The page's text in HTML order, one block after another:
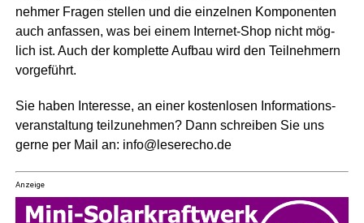
neh­mer Fra­gen stel­len und die ein­zel­nen Kom­po­nen­ten
auch anfas­sen, was bei einem Inter­net-Shop nicht mög­
lich ist. Auch der kom­plet­te Auf­bau wird den Teil­neh­mern
vorgeführt.
Sie haben Inter­es­se, an einer kos­ten­lo­sen Infor­ma­ti­ons­
ver­an­stal­tung teil­zu­neh­men? Dann schrei­ben Sie uns
ger­ne per Mail an: info@leserecho.de
Anzeige